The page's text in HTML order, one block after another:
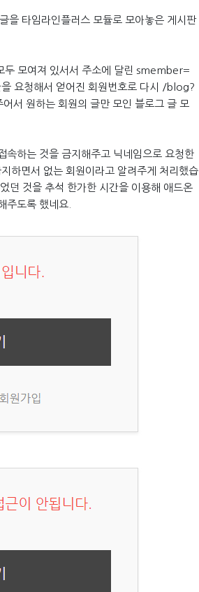
을 타임라인플러스 모듈로 모아놓은 게시판
두 모여져 있서서 주소에 달린 smember=
요청해서 얻어진 회원번호로 다시 /blog?
서 원하는 회원의 글만 모인 블로그 글 모
속하는 것을 금지해주고 닉네임으로 요청한
하면서 없는 회원이라고 알려주게 처리했습
던 것을 추석 한가한 시간을 이용해 애드온
주도록 했네요.